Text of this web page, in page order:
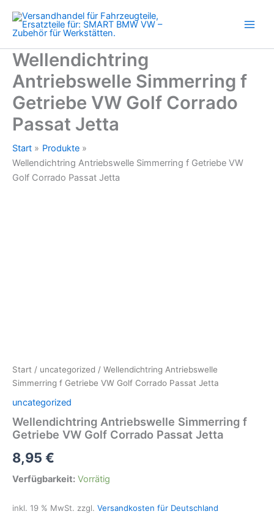
Inhalt
springen
Wellendichtring
Antriebswelle Simmerring f
Getriebe VW Golf Corrado
Passat Jetta
Start
Produkte
Wellendichtring Antriebswelle Simmerring f Getriebe VW
Golf Corrado Passat Jetta
Start / uncategorized / Wellendichtring Antriebswelle
Simmerring f Getriebe VW Golf Corrado Passat Jetta
uncategorized
Wellendichtring Antriebswelle Simmerring f
Getriebe VW Golf Corrado Passat Jetta
8,95 €
Verfügbarkeit: Vorrätig
inkl. 19 % MwSt. zzgl. Versandkosten für Deutschland
Golf
Corrado
Passat
Jetta
Menge